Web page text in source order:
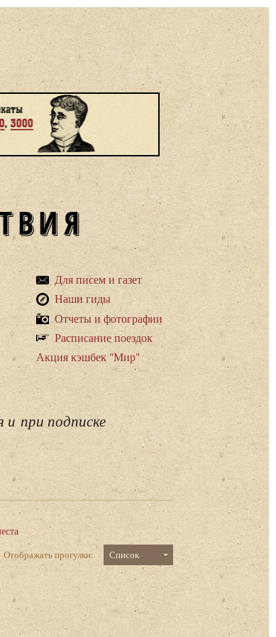
Для писем и газет
Наши гиды
Отчеты и фотографии
Расписание поездок
Акция кэшбек "Мир"
при подписке
Отображать прогулки:
Список